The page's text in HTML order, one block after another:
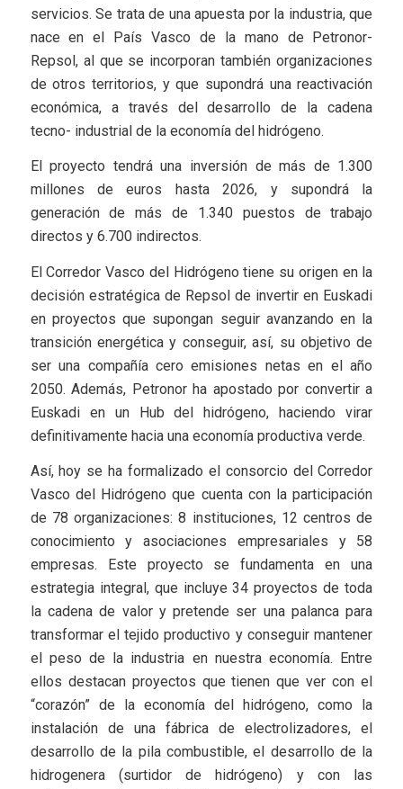
servicios. Se trata de una apuesta por la industria, que
nace en el País Vasco de la mano de Petronor-
Repsol, al que se incorporan también organizaciones
de otros territorios, y que supondrá una reactivación
económica, a través del desarrollo de la cadena
tecno- industrial de la economía del hidrógeno.
El proyecto tendrá una inversión de más de 1.300
millones de euros hasta 2026, y supondrá la
generación de más de 1.340 puestos de trabajo
directos y 6.700 indirectos.
El Corredor Vasco del Hidrógeno tiene su origen en la
decisión estratégica de Repsol de invertir en Euskadi
en proyectos que supongan seguir avanzando en la
transición energética y conseguir, así, su objetivo de
ser una compañía cero emisiones netas en el año
2050. Además, Petronor ha apostado por convertir a
Euskadi en un Hub del hidrógeno, haciendo virar
definitivamente hacia una economía productiva verde.
Así, hoy se ha formalizado el consorcio del Corredor
Vasco del Hidrógeno que cuenta con la participación
de 78 organizaciones: 8 instituciones, 12 centros de
conocimiento y asociaciones empresariales y 58
empresas. Este proyecto se fundamenta en una
estrategia integral, que incluye 34 proyectos de toda
la cadena de valor y pretende ser una palanca para
transformar el tejido productivo y conseguir mantener
el peso de la industria en nuestra economía. Entre
ellos destacan proyectos que tienen que ver con el
“corazón” de la economía del hidrógeno, como la
instalación de una fábrica de electrolizadores, el
desarrollo de la pila combustible, el desarrollo de la
hidrogenera (surtidor de hidrógeno) y con las